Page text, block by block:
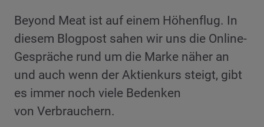
Beyond Meat ist auf einem Höhenflug. In
diesem Blogpost sahen wir uns die Online-
Gespräche rund um die Marke näher an
und auch wenn der Aktienkurs steigt, gibt
es immer noch viele Bedenken
von Verbrauchern.